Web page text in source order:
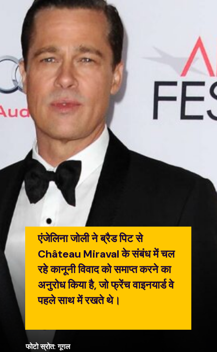
एंजेलिना जोली ने ब्रैड पिट से
Château Miraval के संबंध में चल
रहे कानूनी विवाद को समाप्त करने का
अनुरोध किया है, जो फ्रेंच वाइनयार्ड वे
पहले साथ में रखते थे।
फोटो स्रोत: गूगल